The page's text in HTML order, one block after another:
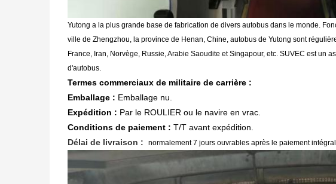
Yutong a la plus grande base de fabrication de divers autobus dans le monde.
ville de Zhengzhou, la province de Henan, Chine, autobus de Yutong sont
France, Iran, Norvège, Russie, Arabie Saoudite et Singapour, etc. SUVEC est un
d'autobus.
Termes commerciaux de militaire de carrière :
Emballage : Emballage nu.
Expédition : Par le ROULIER ou le navire en vrac.
Conditions de paiement : T/T avant expédition.
Délai de livraison : normalement 7 jours ouvrables après le paiement